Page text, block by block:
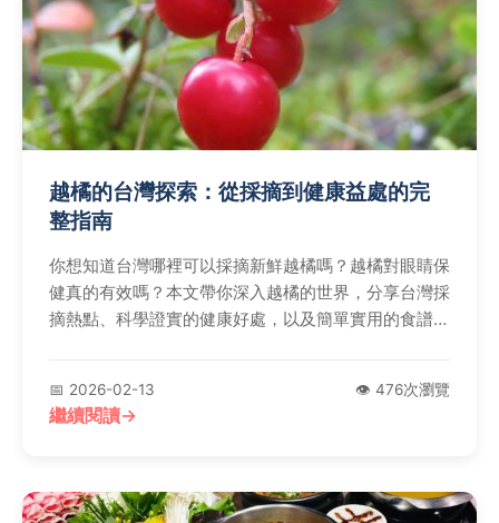
越橘的台灣探索：從採摘到健康益處的完
整指南
你想知道台灣哪裡可以採摘新鮮越橘嗎？越橘對眼睛保
健真的有效嗎？本文帶你深入越橘的世界，分享台灣採
摘熱點、科學證實的健康好處，以及簡單實用的食譜，
📅 2026-02-13 👁️ 476次瀏覽
繼續閱讀